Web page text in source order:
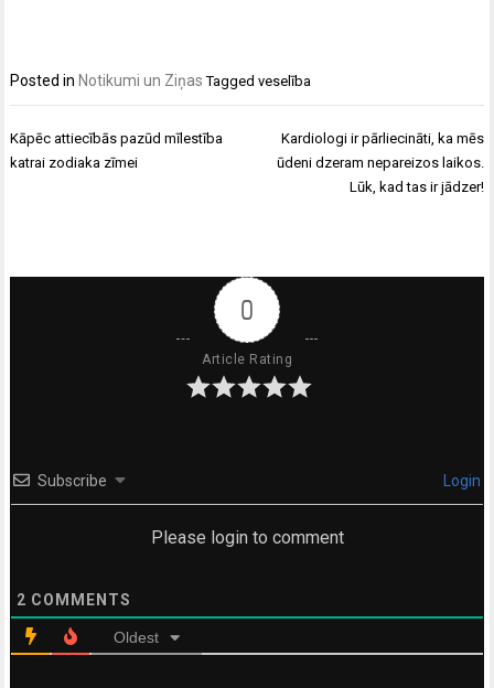
Posted in Notikumi un Ziņas Taggedveselība
Ziņu
izvēlne
Kāpēc attiecībās pazūd mīlestība
katrai zodiaka zīmei
Kardiologi ir pārliecināti, ka mēs
ūdeni dzeram nepareizos laikos.
Lūk, kad tas ir jādzer!
0
Article Rating
Subscribe Login
Please login to comment
2 COMMENTS
Oldest